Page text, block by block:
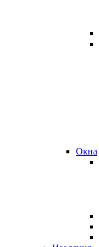
Окна